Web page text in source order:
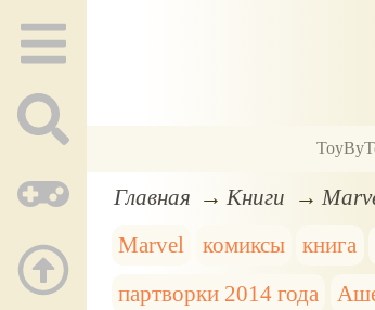
Главная Книги
Marvel
комиксы книга
партворки 2014 года